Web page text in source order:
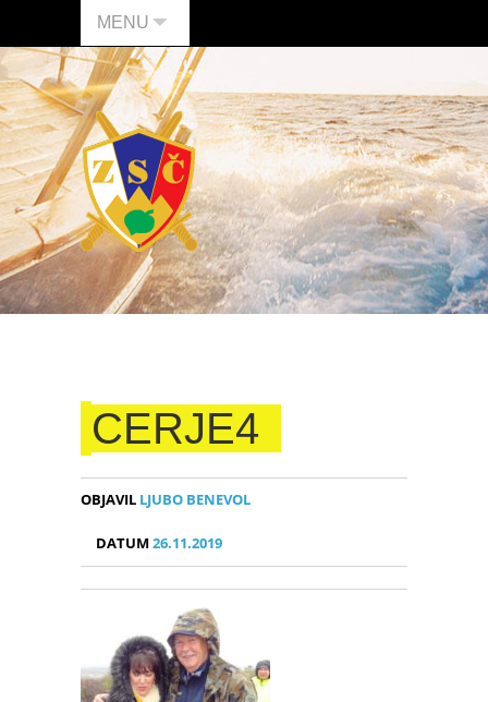
MENU
CERJE4
OBJAVIL LJUBO BENEVOL
DATUM26.11.2019